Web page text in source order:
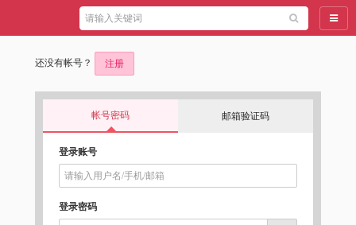
导航
还没有帐号？ 注册
帐号密码 邮箱验证码
登录账号
登录密码